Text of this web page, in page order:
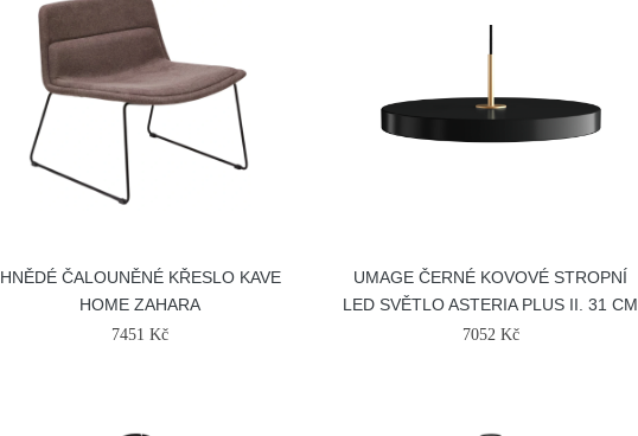
HNĚDÉ ČALOUNĚNÉ KŘESLO KAVE
HOME ZAHARA
7451 Kč
UMAGE ČERNÉ KOVOVÉ STROPNÍ
LED SVĚTLO ASTERIA PLUS II. 31 CM
7052 Kč